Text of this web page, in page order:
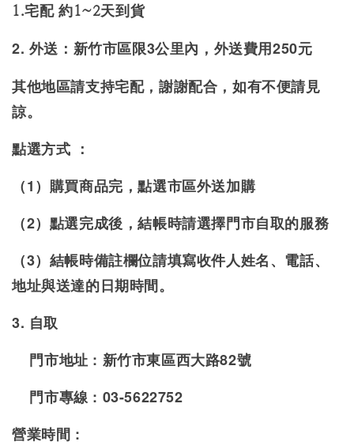
1.宅配 約1~2天到貨
2. 外送：新竹市區限3公里內，外送費用250元
其他地區請支持宅配，謝謝配合，如有不便請見
諒。
點選方式 ：
（1）購買商品完，點選市區外送加購
（2）點選完成後，結帳時請選擇門市自取的服務
（3）結帳時備註欄位請填寫收件人姓名、電話、
地址與送達的日期時間。
3. 自取
門市地址 : 新竹市東區西大路82號
門市專線 : 03-5622752
營業時間 :